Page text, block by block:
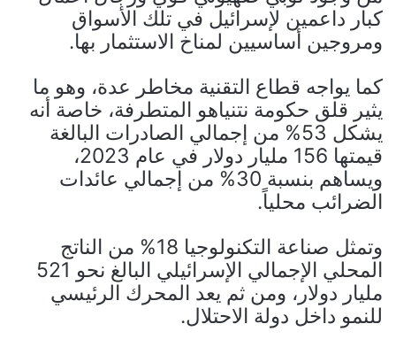
كبار داعمين لإسرائيل في تلك الأسواق
ومروجين أساسيين لمناخ الاستثمار بها.
كما يواجه قطاع التقنية مخاطر عدة، وهو ما
يثير قلق حكومة نتنياهو المتطرفة، خاصة أنه
يشكل 53% من إجمالي الصادرات البالغة
قيمتها 156 مليار دولار في عام 2023،
ويساهم بنسبة 30% من إجمالي عائدات
الضرائب محلياً.
وتمثل صناعة التكنولوجيا 18% من الناتج
المحلي الإجمالي الإسرائيلي البالغ نحو 521
مليار دولار، ومن ثم يعد المحرك الرئيسي
للنمو داخل دولة الاحتلال.